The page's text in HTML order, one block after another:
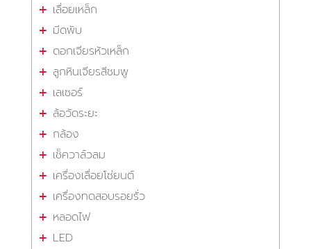
เลื่อยเหล็ก
มีดพับ
ดอกเจียรหัวเหล็ก
ลูกหินเจียรสีชมพู
เลเซอร์
ล้อวัดระยะ
กล้อง
เช็ควาล์วลม
เครื่องเลื่อยโซ่ยนต์
เครื่องทดสอบรอยรั่ว
หลอดไฟ
LED